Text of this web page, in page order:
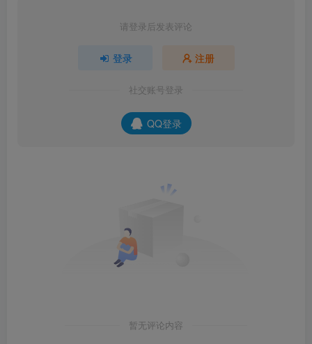
请登录后发表评论
登录 注册
社交账号登录
QQ登录
暂无评论内容